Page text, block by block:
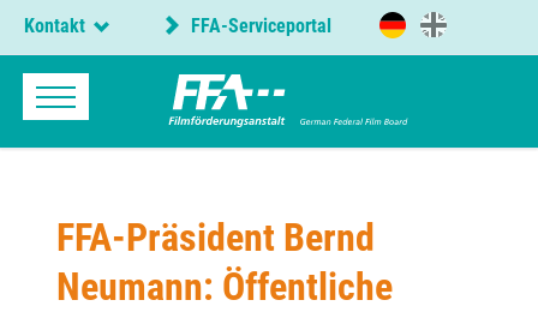
Kontakt FFA-Serviceportal
FFA-Präsident Bernd
Neumann: Öffentliche